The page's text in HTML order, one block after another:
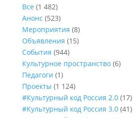
Все (1 482)
Анонс (523)
Мероприятия (8)
Объявления (15)
События (944)
Культурное пространство(6)
Педагоги (1)
Проекты (1 124)
#Культурный код Россия 2.0(17)
#Культурный код Россия 3.0(41)